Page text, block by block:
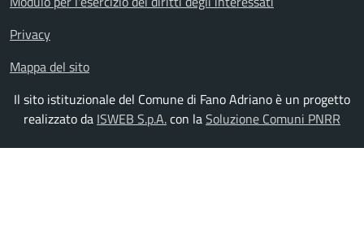
Privacy
Mappa del sito
Il sito istituzionale del Comune di Fano Adriano è un progetto
realizzato da ISWEB S.p.A.con laSoluzione Comuni PNRR